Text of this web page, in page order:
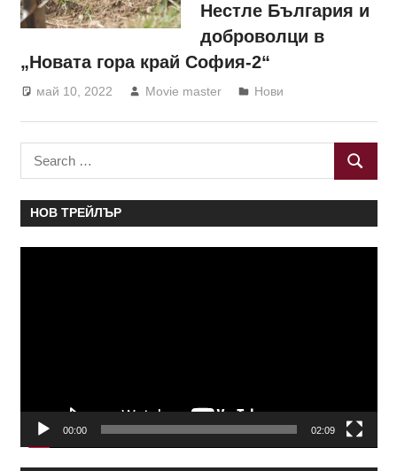
сезони
Нестле България и
доброволци в
„Новата гора край София-2“
май 10, 2022 Movie master Нови
Search
for:
SEARCH
НОВ ТРЕЙЛЪР
00:00 02:09